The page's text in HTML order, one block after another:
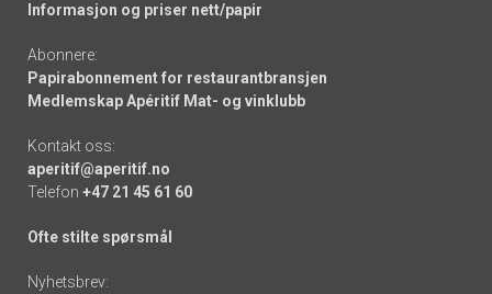
Informasjon og priser nett/papir
Abonnere:
Papirabonnement for restaurantbransjen
Medlemskap Apéritif Mat- og vinklubb
Kontakt oss:
aperitif@aperitif.no
Telefon +47 21 45 61 60
Ofte stilte spørsmål
Nyhetsbrev: